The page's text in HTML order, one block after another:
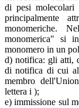
di pesi
principalmente
monomeriche.
monomerica" si
monomero in un
d) notifica: gli atti,
di notifica di cui
membro
lettera i );
e) immissione sul